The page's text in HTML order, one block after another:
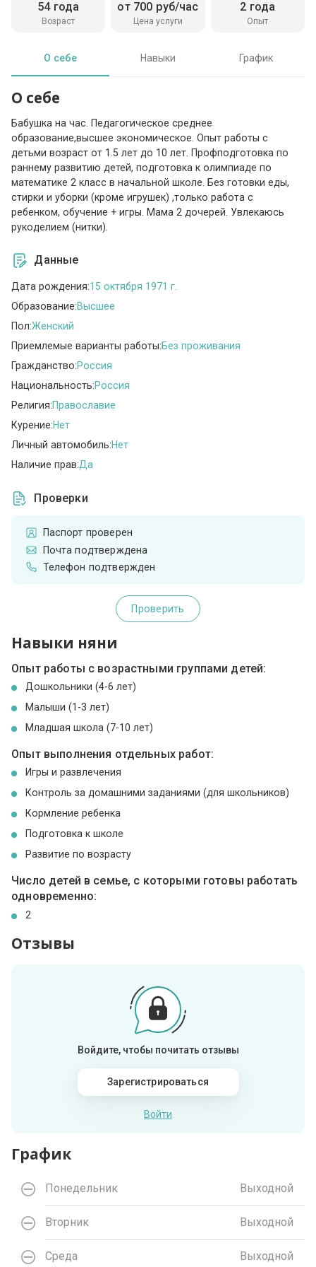
Возраст
54 года
Цена услуги
от 700 руб/час
Опыт
2 года
О себе Навыки График
О себе
Бабушка на час. Педагогическое среднее
образование,высшее экономическое. Опыт работы с
детьми возраст от 1.5 лет до 10 лет. Профподготовка по
раннему развитию детей, подготовка к олимпиаде по
математике 2 класс в начальной школе. Без готовки еды,
стирки и уборки (кроме игрушек) ,только работа с
ребенком, обучение + игры. Мама 2 дочерей. Увлекаюсь
рукоделием (нитки).
Данные
Дата рождения:15 октября 1971 г.
Образование:Высшее
Пол:Женский
Приемлемые варианты работы:Без проживания
Гражданство:Россия
Национальность:Россия
Религия:Православие
Курение:Нет
Личный автомобиль:Нет
Наличие прав:Да
Проверки
Паспорт проверен
Почта подтверждена
Телефон подтвержден
Проверить
Навыки няни
Опыт работы с возрастными группами детей:
Дошкольники (4-6 лет)
Малыши (1-3 лет)
Младшая школа (7-10 лет)
Опыт выполнения отдельных работ:
Игры и развлечения
Контроль за домашними заданиями (для школьников)
Кормление ребенка
Подготовка к школе
Развитие по возрасту
Число детей в семье, с которыми готовы работать
одновременно:
2
Отзывы
Войдите, чтобы почитать отзывы
Зарегистрироваться
Войти
График
Понедельник Выходной
Вторник Выходной
Среда Выходной